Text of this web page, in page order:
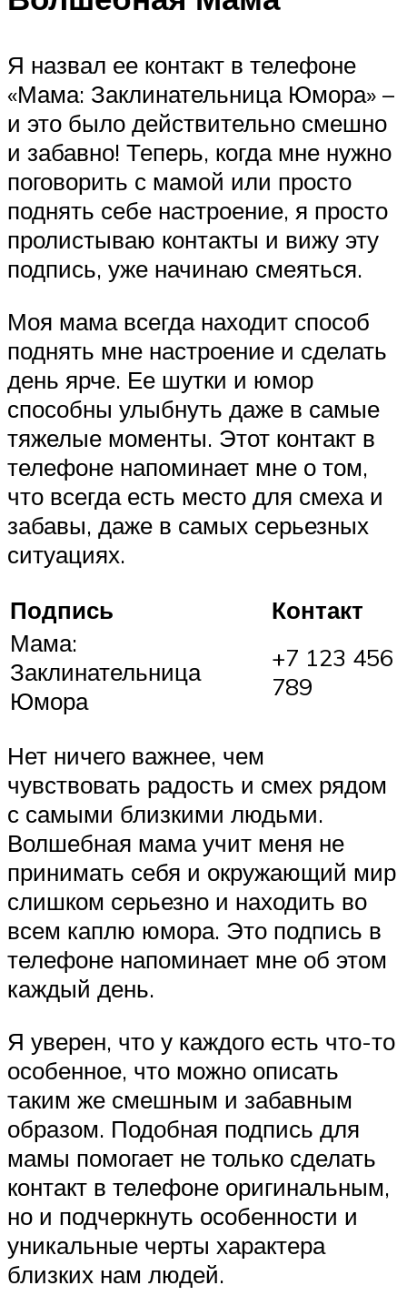
Я назвал ее контакт в телефоне
«Мама: Заклинательница Юмора» –
и это было действительно смешно
и забавно! Теперь, когда мне нужно
поговорить с мамой или просто
поднять себе настроение, я просто
пролистываю контакты и вижу эту
подпись, уже начинаю смеяться.
Моя мама всегда находит способ
поднять мне настроение и сделать
день ярче. Ее шутки и юмор
способны улыбнуть даже в самые
тяжелые моменты. Этот контакт в
телефоне напоминает мне о том,
что всегда есть место для смеха и
забавы, даже в самых серьезных
ситуациях.
Подпись
Контакт
Мама:
Заклинательница
Юмора
+7 123 456
789
Нет ничего важнее, чем
чувствовать радость и смех рядом
с самыми близкими людьми.
Волшебная мама учит меня не
принимать себя и окружающий мир
слишком серьезно и находить во
всем каплю юмора. Это подпись в
телефоне напоминает мне об этом
каждый день.
Я уверен, что у каждого есть что-то
особенное, что можно описать
таким же смешным и забавным
образом. Подобная подпись для
мамы помогает не только сделать
контакт в телефоне оригинальным,
но и подчеркнуть особенности и
уникальные черты характера
близких нам людей.